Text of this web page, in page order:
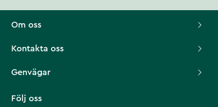
Om oss
Kontakta oss
Genvägar
Följ oss